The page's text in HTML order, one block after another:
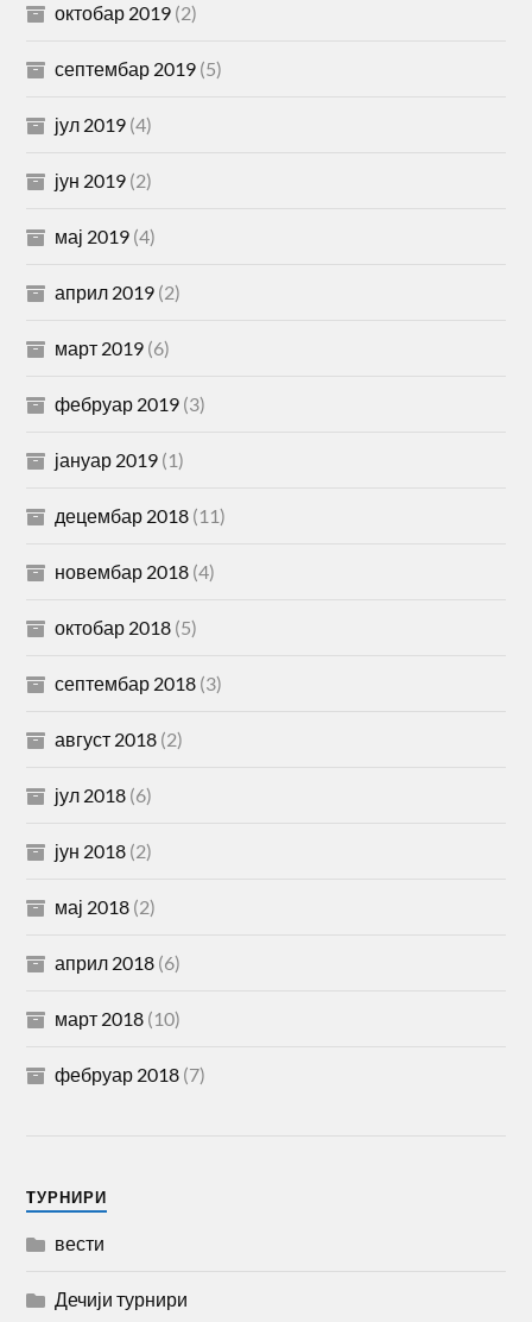
октобар 2019 (2)
септембар 2019 (5)
јул 2019 (4)
јун 2019 (2)
мај 2019 (4)
април 2019 (2)
март 2019 (6)
фебруар 2019 (3)
јануар 2019 (1)
децембар 2018 (11)
новембар 2018 (4)
октобар 2018 (5)
септембар 2018 (3)
август 2018 (2)
јул 2018 (6)
јун 2018 (2)
мај 2018 (2)
април 2018 (6)
март 2018 (10)
фебруар 2018 (7)
TУРНИРИ
вести
Дечији турнири